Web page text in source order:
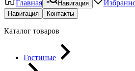
Главная Навигация
Навигация Контакты
Каталог товаров
Гостиные